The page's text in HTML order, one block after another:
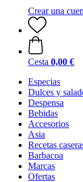
Crear una
Cesta 0,00 €
Especias
Dulces y
Despensa
Bebidas
Accesorios
Asia
Recetas
Barbacoa
Marcas
Ofertas